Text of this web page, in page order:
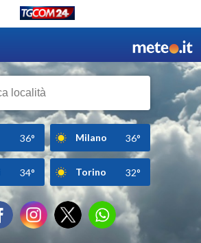
36° Milano 36°
34° Torino 32°